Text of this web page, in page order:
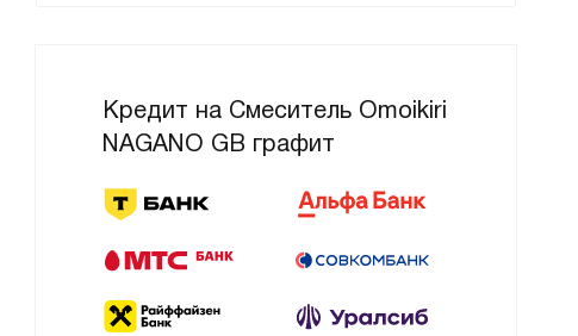
Кредит на Смеситель Omoikiri
NAGANO GB графит